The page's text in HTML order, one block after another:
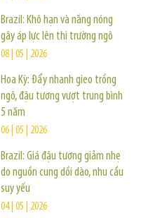
Brazil: Khô hạn và nắng nóng
gây áp lực lên thị trường ngô
08 | 05 | 2026
Hoa Kỳ: Đẩy nhanh gieo trồng
ngô, đậu tương vượt trung bình
5 năm
06 | 05 | 2026
Brazil: Giá đậu tương giảm nhẹ
do nguồn cung dồi dào, nhu cầu
suy yếu
04 | 05 | 2026